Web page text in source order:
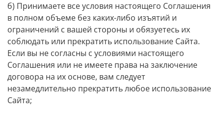
б) Принимаете все условия настоящего Соглашения
в полном объеме без каких-либо изъятий и
ограничений с вашей стороны и обязуетесь их
соблюдать или прекратить использование Сайта.
Если вы не согласны с условиями настоящего
Соглашения или не имеете права на заключение
договора на их основе, вам следует
незамедлительно прекратить любое использование
Сайта;